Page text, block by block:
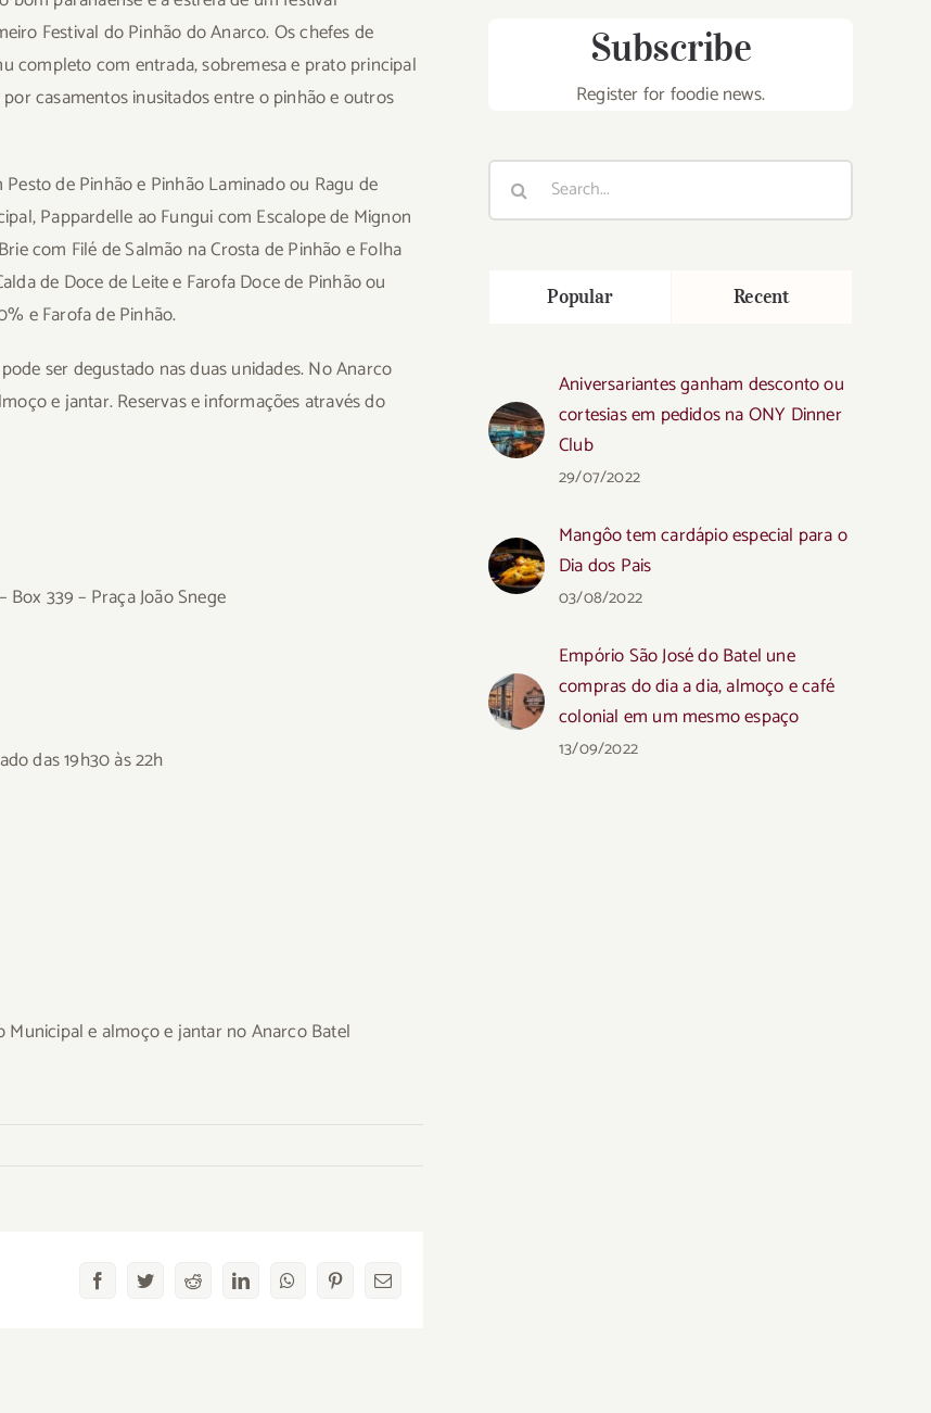
Festival do Pinhão do Anarco. Os chefes de
completo com entrada, sobremesa e prato principal
casamentos inusitados entre o pinhão e outros
de Pinhão e Pinhão Laminado ou Ragu de
Pappardelle ao Fungui com Escalope de Mignon
com Filé de Salmão na Crosta de Pinhão e Folha
de Doce de Leite e Farofa Doce de Pinhão ou
e Farofa de Pinhão.
ser degustado nas duas unidades. No Anarco
e jantar. Reservas e informações através do
339 – Praça João Snege
das 19h30 às 22h
e almoço e jantar no Anarco Batel
FacebookTwitterRedditLinkedInWhatsAppPinterestEmail
Subscribe
Register for foodie news.
Popular Recent
Aniversariantes ganham desconto ou
cortesias em pedidos na ONY Dinner
Club
29/07/2022
Mangôo tem cardápio especial para o
Dia dos Pais
03/08/2022
Empório São José do Batel une
compras do dia a dia, almoço e café
colonial em um mesmo espaço
13/09/2022